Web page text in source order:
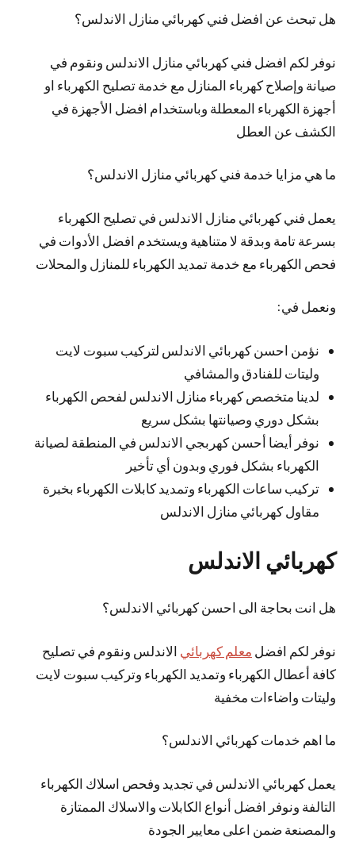
هل تبحث عن افضل فني كهربائي منازل الاندلس؟
نوفر لكم افضل فني كهربائي منازل الاندلس ونقوم في
صيانة وإصلاح كهرباء المنازل مع خدمة تصليح الكهرباء او
أجهزة الكهرباء المعطلة وباستخدام افضل الأجهزة في
الكشف عن العطل
ما هي مزايا خدمة فني كهربائي منازل الاندلس؟
يعمل فني كهربائي منازل الاندلس في تصليح الكهرباء
بسرعة تامة وبدقة لا متناهية ويستخدم افضل الأدوات في
فحص الكهرباء مع خدمة تمديد الكهرباء للمنازل والمحلات
ونعمل في:
نؤمن احسن كهربائي الاندلس لتركيب سبوت لايت
وليتات للفنادق والمشافي
لدينا متخصص كهرباء منازل الاندلس لفحص الكهرباء
بشكل دوري وصيانتها بشكل سريع
نوفر أيضا أحسن كهربجي الاندلس في المنطقة لصيانة
الكهرباء بشكل فوري وبدون أي تأخير
تركيب ساعات الكهرباء وتمديد كابلات الكهرباء بخبرة
مقاول كهربائي منازل الاندلس
كهربائي الاندلس
هل انت بحاجة الى احسن كهربائي الاندلس؟
نوفر لكم افضل معلم كهربائي الاندلس ونقوم في تصليح
كافة أعطال الكهرباء وتمديد الكهرباء وتركيب سبوت لايت
وليتات واضاءات مخفية
ما اهم خدمات كهربائي الاندلس؟
يعمل كهربائي الاندلس في تجديد وفحص اسلاك الكهرباء
التالفة ونوفر افضل أنواع الكابلات والاسلاك الممتازة
والمصنعة ضمن اعلى معايير الجودة